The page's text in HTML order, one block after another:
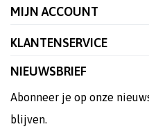
MIJN ACCOUNT
KLANTENSERVICE
NIEUWSBRIEF
Abonneer je op onze
blijven.